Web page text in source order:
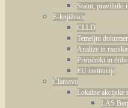
Statut, pravilniki
E-knjižnica
CLLD
Temeljni
Analize in
Priročniki in
EU institucije
Članstvo
Lokalne akcijske
LAS